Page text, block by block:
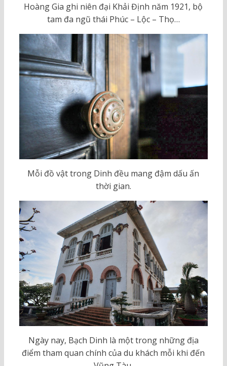
Hoàng Gia ghi niên đại Khải Định năm 1921, bộ
tam đa ngũ thái Phúc – Lộc – Thọ…
Mỗi đồ vật trong Dinh đều mang đậm dấu ấn
thời gian.
Ngày nay, Bạch Dinh là một trong những địa
điểm tham quan chính của du khách mỗi khi đến